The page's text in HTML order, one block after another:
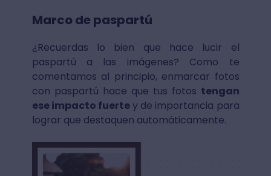
Marco de paspartú
¿Recuerdas lo bien que hace lucir el
paspartú a las imágenes? Como te
comentamos al principio, enmarcar fotos
con paspartú hace que tus fotos tengan
ese impacto fuertey de importancia para
lograr que destaquen automáticamente.